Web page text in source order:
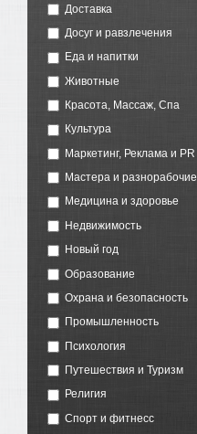
Доставка
Досуг и равзлечения
Еда и напитки
Животные
Красота, Массаж, Спа
Культура
Маркетинг, Реклама и PR
Мастера и разнорабочие
Медицина и здоровье
Недвижимость
Новый год
Образование
Охрана и безопасность
Промышленность
Психология
Путешествия и Туризм
Религия
Спорт и фитнесс